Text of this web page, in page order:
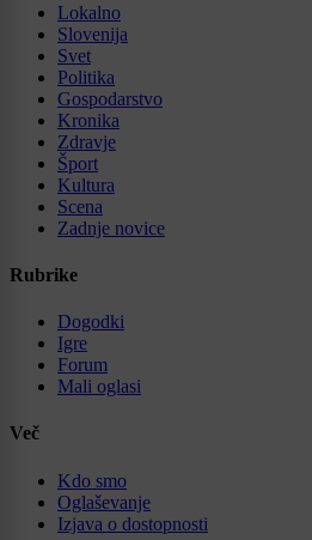
Lokalno
Slovenija
Svet
Politika
Gospodarstvo
Kronika
Zdravje
Šport
Kultura
Scena
Zadnje novice
Rubrike
Dogodki
Igre
Forum
Mali oglasi
Več
Kdo smo
Oglaševanje
Izjava o dostopnosti